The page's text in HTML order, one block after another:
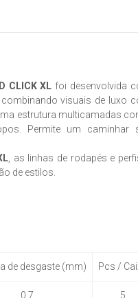
CLICK XL foi desenvolvida
visuais de luxo
estrutura multicamadas
Permite um caminhar
, as linhas de rodapés e
de estilos.
de desgaste (mm) Pcs /
0,7 5